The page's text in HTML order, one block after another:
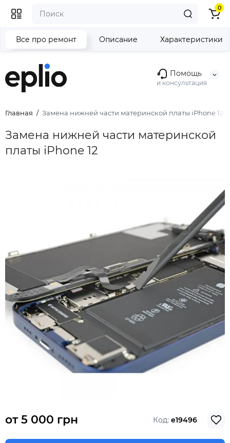
Помощь
и консультация
0
Главная Замена нижней части материнской платы iPhone 12
Замена нижней части материнской
платы iPhone 12
Все про ремонт Описание Характеристики
от 5 000 грн Код: e19496